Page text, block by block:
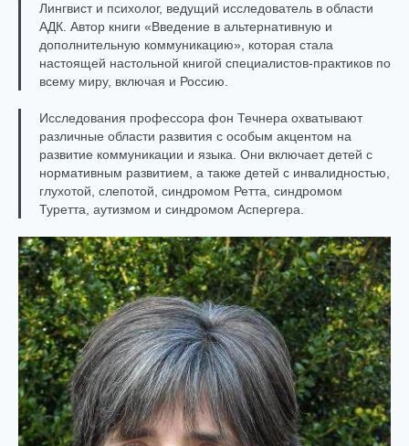
Лингвист и психолог, ведущий исследователь в области
АДК. Автор книги «Введение в альтернативную и
дополнительную коммуникацию», которая стала
настоящей настольной книгой специалистов-практиков по
всему миру, включая и Россию.
Исследования профессора фон Течнера охватывают
различные области развития с особым акцентом на
развитие коммуникации и языка. Они включает детей с
нормативным развитием, а также детей с инвалидностью,
глухотой, слепотой, синдромом Ретта, синдромом
Туретта, аутизмом и синдромом Аспергера.